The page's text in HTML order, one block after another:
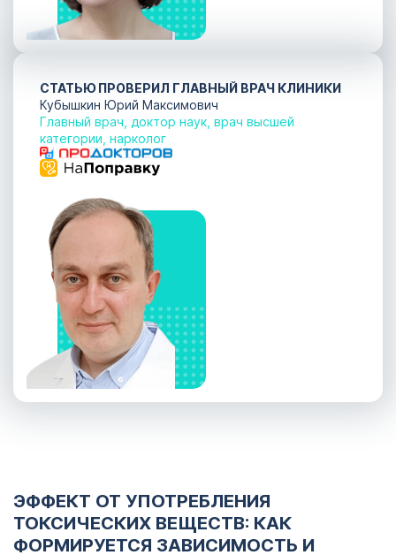
СТАТЬЮ ПРОВЕРИЛ ГЛАВНЫЙ ВРАЧ КЛИНИКИ
Кубышкин Юрий Максимович
Главный врач, доктор наук, врач высшей
категории, нарколог
ЭФФЕКТ ОТ УПОТРЕБЛЕНИЯ
ТОКСИЧЕСКИХ ВЕЩЕСТВ: КАК
ФОРМИРУЕТСЯ ЗАВИСИМОСТЬ И